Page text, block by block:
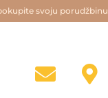
svoju porudžbinu